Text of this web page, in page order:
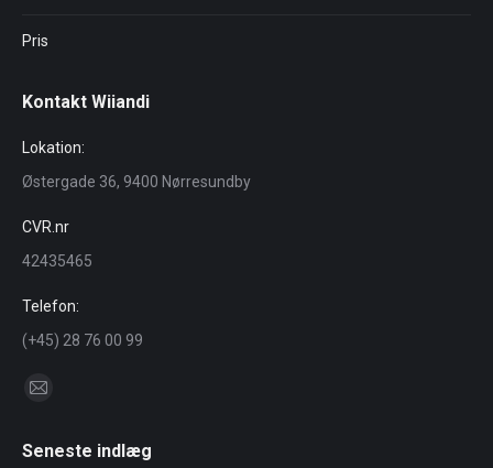
Pris
Kontakt Wiiandi
Lokation:
Østergade 36, 9400 Nørresundby
CVR.nr
42435465
Telefon:
(+45) 28 76 00 99
Find us on:
opens
Seneste indlæg